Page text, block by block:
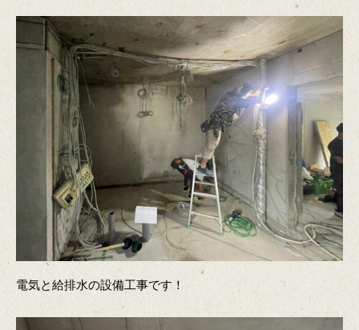
電気と給排水の設備工事です！